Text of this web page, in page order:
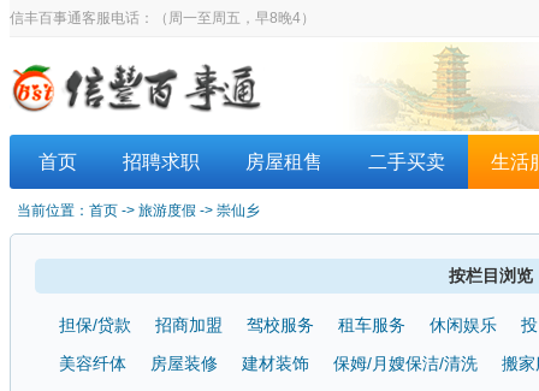
信丰百事通客服电话： （周一至周五，早8晚4）
首页 招聘求职 房屋租售 二手买卖 生活
当前位置： 首页 -> 旅游度假 -> 崇仙乡
按栏目浏览
担保/贷款 招商加盟 驾校服务 租车服务 休闲娱乐
美容纤体
房屋装修 建材装饰 保姆/月嫂保洁/清洗
搬家